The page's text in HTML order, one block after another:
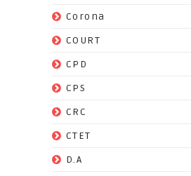
Corona
COURT
CPD
CPS
CRC
CTET
D.A